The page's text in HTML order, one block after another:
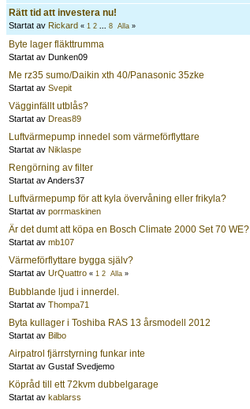
Rätt tid att investera nu!
Startat av Rickard « 1 2 ... 8 Alla »
Byte lager fläkttrumma
Startat av Dunken09
Me rz35 sumo/Daikin xth 40/Panasonic 35zke
Startat av Svepit
Vägginfällt utblås?
Startat av Dreas89
Luftvärmepump innedel som värmeförflyttare
Startat av Niklaspe
Rengörning av filter
Startat av Anders37
Luftvärmepump för att kyla övervåning eller frikyla?
Startat av porrmaskinen
Är det dumt att köpa en Bosch Climate 2000 Set 70 WE?
Startat av mb107
Värmeförflyttare bygga själv?
Startat av UrQuattro « 1 2 Alla »
Bubblande ljud i innerdel.
Startat av Thompa71
Byta kullager i Toshiba RAS 13 årsmodell 2012
Startat av Bilbo
Airpatrol fjärrstyrning funkar inte
Startat av Gustaf Svedjemo
Köpråd till ett 72kvm dubbelgarage
Startat av kablarss